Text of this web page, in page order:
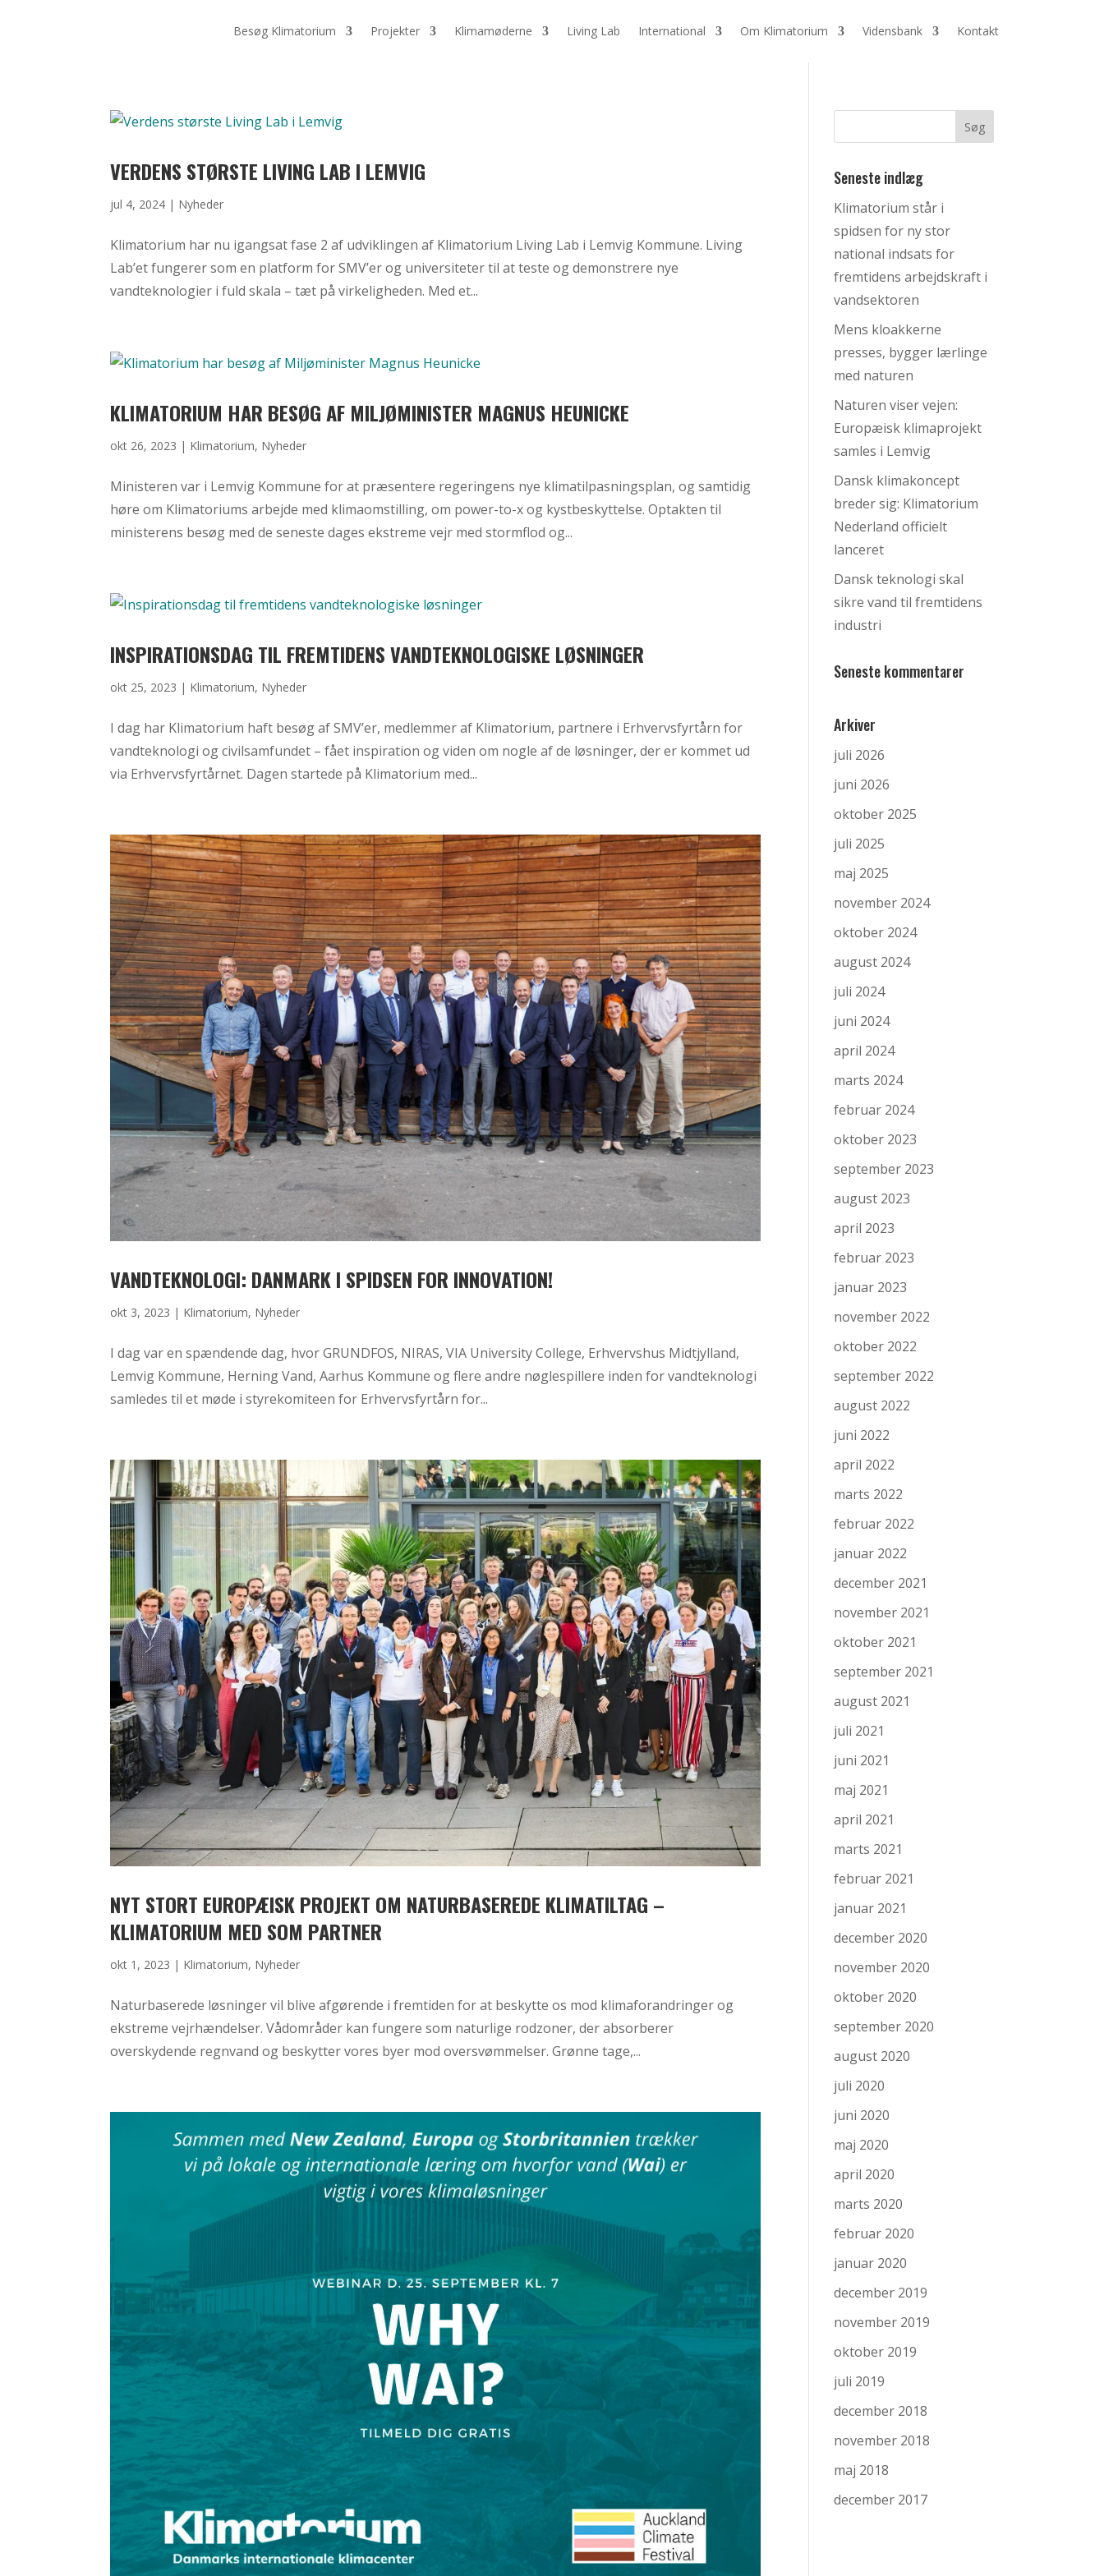
Besøg Klimatorium Projekter Klimamøderne Living Lab International Om Klimatorium Vidensbank Kontakt
VERDENS STØRSTE LIVING LAB I LEMVIG
jul 4, 2024 | Nyheder
Klimatorium har nu igangsat fase 2 af udviklingen af Klimatorium Living Lab i Lemvig Kommune. Living
Lab’et fungerer som en platform for SMV’er og universiteter til at teste og demonstrere nye
vandteknologier i fuld skala – tæt på virkeligheden. Med et...
KLIMATORIUM HAR BESØG AF MILJØMINISTER MAGNUS HEUNICKE
okt 26, 2023 | Klimatorium, Nyheder
Ministeren var i Lemvig Kommune for at præsentere regeringens nye klimatilpasningsplan, og samtidig
høre om Klimatoriums arbejde med klimaomstilling, om power-to-x og kystbeskyttelse. Optakten til
ministerens besøg med de seneste dages ekstreme vejr med stormflod og...
INSPIRATIONSDAG TIL FREMTIDENS VANDTEKNOLOGISKE LØSNINGER
okt 25, 2023 | Klimatorium, Nyheder
I dag har Klimatorium haft besøg af SMV’er, medlemmer af Klimatorium, partnere i Erhvervsfyrtårn for
vandteknologi og civilsamfundet – fået inspiration og viden om nogle af de løsninger, der er kommet ud
via Erhvervsfyrtårnet. Dagen startede på Klimatorium med...
VANDTEKNOLOGI: DANMARK I SPIDSEN FOR INNOVATION!
okt 3, 2023 | Klimatorium, Nyheder
I dag var en spændende dag, hvor GRUNDFOS, NIRAS, VIA University College, Erhvervshus Midtjylland,
Lemvig Kommune, Herning Vand, Aarhus Kommune og flere andre nøglespillere inden for vandteknologi
samledes til et møde i styrekomiteen for Erhvervsfyrtårn for...
NYT STORT EUROPÆISK PROJEKT OM NATURBASEREDE KLIMATILTAG –
KLIMATORIUM MED SOM PARTNER
okt 1, 2023 | Klimatorium, Nyheder
Naturbaserede løsninger vil blive afgørende i fremtiden for at beskytte os mod klimaforandringer og
ekstreme vejrhændelser. Vådområder kan fungere som naturlige rodzoner, der absorberer
overskydende regnvand og beskytter vores byer mod oversvømmelser. Grønne tage,...
Seneste indlæg
Klimatorium står i
spidsen for ny stor
national indsats for
fremtidens arbejdskraft i
vandsektoren
Mens kloakkerne
presses, bygger lærlinge
med naturen
Naturen viser vejen:
Europæisk klimaprojekt
samles i Lemvig
Dansk klimakoncept
breder sig: Klimatorium
Nederland officielt
lanceret
Dansk teknologi skal
sikre vand til fremtidens
industri
Seneste kommentarer
Arkiver
juli 2026
juni 2026
oktober 2025
juli 2025
maj 2025
november 2024
oktober 2024
august 2024
juli 2024
juni 2024
april 2024
marts 2024
februar 2024
oktober 2023
september 2023
august 2023
april 2023
februar 2023
januar 2023
november 2022
oktober 2022
september 2022
august 2022
juni 2022
april 2022
marts 2022
februar 2022
januar 2022
december 2021
november 2021
oktober 2021
september 2021
august 2021
juli 2021
juni 2021
maj 2021
april 2021
marts 2021
februar 2021
januar 2021
december 2020
november 2020
oktober 2020
september 2020
august 2020
juli 2020
juni 2020
maj 2020
april 2020
marts 2020
februar 2020
januar 2020
december 2019
november 2019
oktober 2019
juli 2019
december 2018
november 2018
maj 2018
december 2017